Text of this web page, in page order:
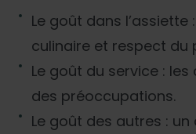
Le goût dans
culinaire et respect du
Le goût du service :
des préoccupations.
Le goût des autres :